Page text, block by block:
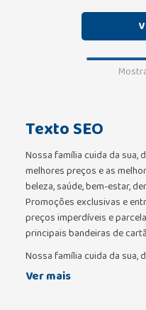
Texto SEO
Nossa família cuida da sua,
melhores preços e as
beleza, saúde, bem-estar,
Promoções exclusivas e
preços imperdíveis e
principais bandeiras de
Nossa família cuida da sua,
melhores preços e as
Ver mais